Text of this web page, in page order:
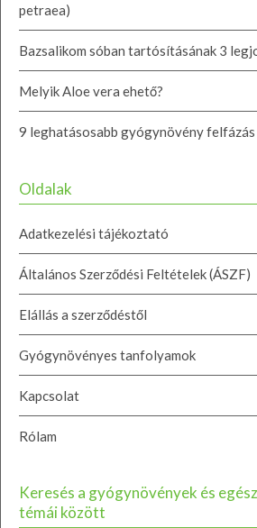
petraea)
Bazsalikom sóban tartósításának 3
Melyik Aloe vera ehető?
9 leghatásosabb gyógynövény felfázás
Oldalak
Adatkezelési tájékoztató
Általános Szerződési Feltételek (ÁSZF)
Elállás a szerződéstől
Gyógynövényes tanfolyamok
Kapcsolat
Rólam
Keresés a gyógynövények és
témái között